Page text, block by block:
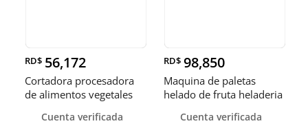
RD$ 56,172
Cortadora procesadora
de alimentos vegetales
Cuenta verificada
RD$ 98,850
Maquina de paletas
helado de fruta heladeria
Cuenta verificada